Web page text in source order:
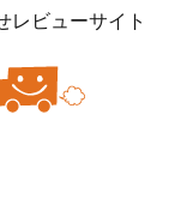
レビューサイト